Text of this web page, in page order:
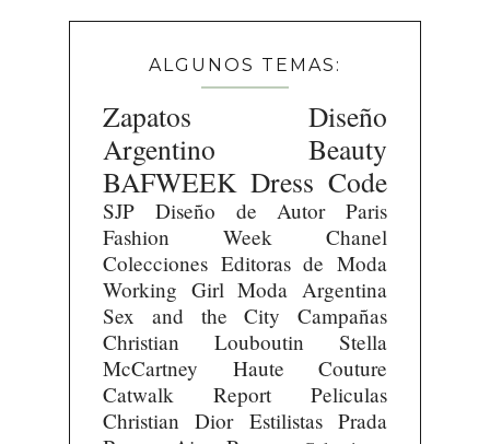
ALGUNOS TEMAS:
Zapatos
Diseño
Argentino
Beauty
BAFWEEK Dress Code
SJP Diseño de Autor
Paris
Fashion Week
Chanel
Colecciones Editoras de Moda
Working Girl Moda Argentina
Sex and the City
Campañas
Christian Louboutin
Stella
McCartney
Haute Couture
Catwalk Report
Peliculas
Christian Dior Estilistas Prada